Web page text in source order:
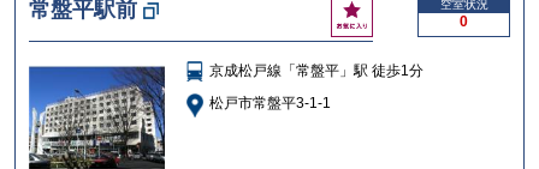
る
常盤平駅前
お
気
入
空室状況
0
京成松戸線「常盤平」駅 徒歩1分
松戸市常盤平3-1-1